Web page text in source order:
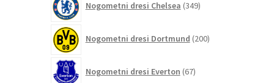
Nogometni dresi Chelsea 349izdelkov
Nogometni dresi Dortmund 200izdelkov
Nogometni dresi Everton 67izdelkov